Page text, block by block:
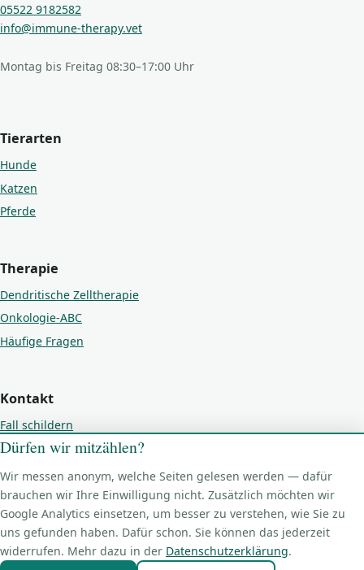
05522 9182582
info@immune-therapy.vet
Montag bis Freitag 08:30–17:00 Uhr
Tierarten
Hunde
Katzen
Pferde
Therapie
Dendritische Zelltherapie
Onkologie-ABC
Häufige Fragen
Kontakt
Fall schildern
Kontakt
Impressum
Datenschutz
Cookie-Einstellungen
Dürfen wir mitzählen?
Wir messen anonym, welche Seiten gelesen werden — dafür
brauchen wir Ihre Einwilligung nicht. Zusätzlich möchten wir
Google Analytics einsetzen, um besser zu verstehen, wie Sie zu
uns gefunden haben. Dafür schon. Sie können das jederzeit
widerrufen. Mehr dazu in der Datenschutzerklärung.